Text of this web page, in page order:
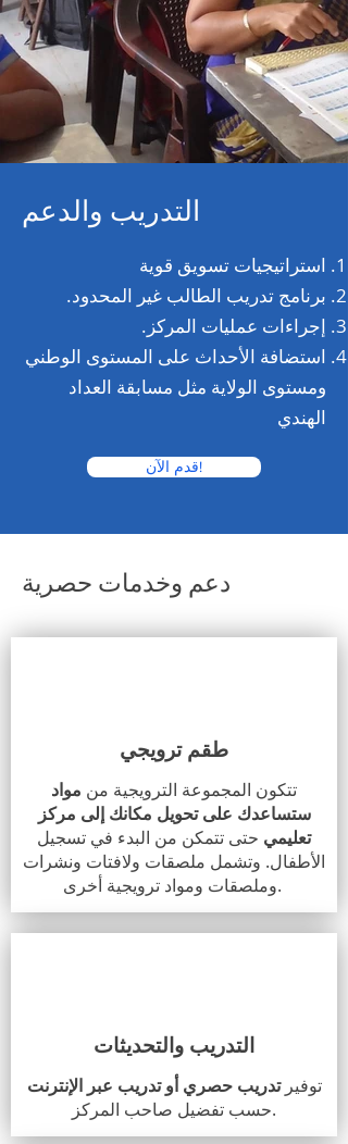
التدريب والدعم
استراتيجيات تسويق قوية
برنامج تدريب الطالب غير المحدود.
إجراءات عمليات المركز.
استضافة الأحداث على المستوى الوطني
ومستوى الولاية مثل مسابقة العداد
الهندي
قدم الآن!
دعم وخدمات حصرية
طقم ترويجي
تتكون المجموعة الترويجية من مواد
ستساعدك على تحويل مكانك إلى مركز
تعليمي حتى تتمكن من البدء في تسجيل
الأطفال. وتشمل ملصقات ولافتات ونشرات
وملصقات ومواد ترويجية أخرى.
التدريب والتحديثات
توفيرتدريب حصري أو تدريب عبر الإنترنت
حسب تفضيل صاحب المركز.